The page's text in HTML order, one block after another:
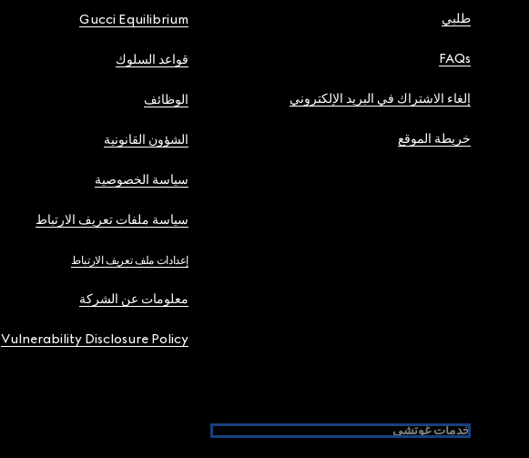
طلبي
FAQs
إلغاء الاشتراك في البريد الإلكتروني
خريطة الموقع
Gucci Equilibrium
قواعد السلوك
الوظائف
الشؤون القانونية
سياسة الخصوصية
سياسة ملفات تعريف الارتباط
إعدادات ملف تعريف الارتباط
معلومات عن الشركة
Vulnerability Disclosure Policy
خدمات غوتشي